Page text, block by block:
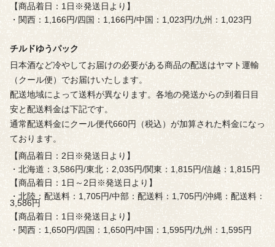
【商品着日：1日※発送日より】
・関西：1,166円/四国：1,166円/中国：1,023円/九州：1,023円
チルドゆうパック
日本酒など冷やしてお届けの必要がある商品の配送はヤマト運輸
（クール便）でお届けいたします。
配送地域によって送料が異なります。各地の発送からの到着日目
安と配送料金は下記です。
通常配送料金にクール便代660円（税込）が加算された料金になっ
ております。
【商品着日：2日※発送日より】
・北海道：3,586円/東北：2,035円/関東：1,815円/信越：1,815円
【商品着日：1日～2日※発送日より】
・北陸：配送料：1,705円/中部：配送料：1,705円/沖縄：配送料：
3,586円
【商品着日：1日※発送日より】
・関西：1,650円/四国：1,650円/中国：1,595円/九州：1,595円